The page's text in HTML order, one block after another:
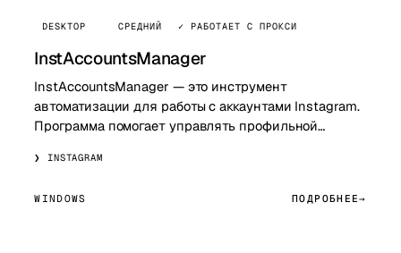
DESKTOP СРЕДНИЙ ✓ РАБОТАЕТ С ПРОКСИ
InstAccountsManager
InstAccountsManager — это инструмент
автоматизации для работы с аккаунтами Instagram.
Программа помогает управлять профильной
действия, управ…
INSTAGRAM
WINDOWS ПОДРОБНЕЕ